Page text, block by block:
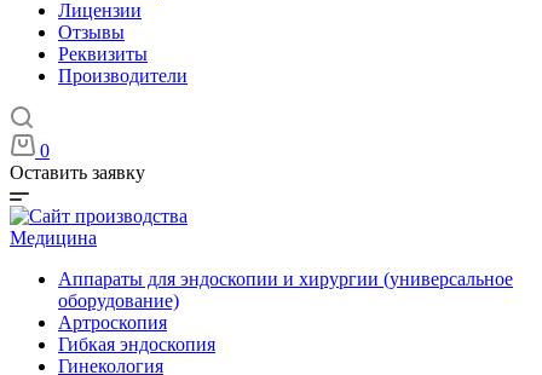
Лицензии
Отзывы
Реквизиты
Производители
0
Оставить заявку
Медицина
Аппараты для эндоскопии и хирургии (универсальное
оборудование)
Артроскопия
Гибкая эндоскопия
Гинекология